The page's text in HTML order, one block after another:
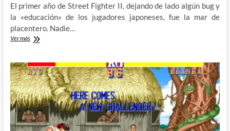
El primer año de Street Fighter II, dejando de lado algún bug y
la «educación» de los jugadores japoneses, fue la mar de
placentero. Nadie…
Ver másMortal
Art
of
Fighting
contra
las
revisiones:
Treinta